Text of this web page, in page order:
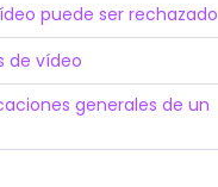
puede ser rechazado
de vídeo
generales de un